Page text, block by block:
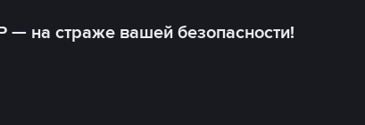
— на страже вашей безопасности!